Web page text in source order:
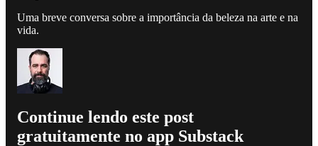
Uma breve conversa sobre a importância da beleza na arte e na
vida.
Continue lendo este post
gratuitamente no app Substack